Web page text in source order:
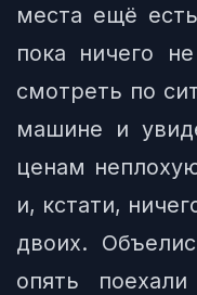
места ещё
пока ничего
смотреть по
машине и
ценам
и, кстати,
двоих.
опять